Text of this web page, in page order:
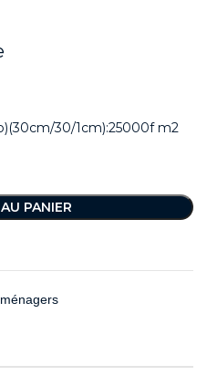
30/1cm):25000f m2
PANIER